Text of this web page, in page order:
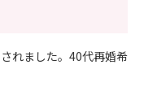
れました。40代再婚希